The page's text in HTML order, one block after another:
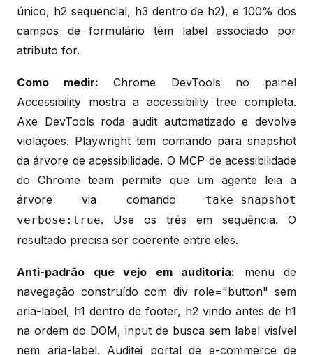
único, h2 sequencial, h3 dentro de h2), e 100% dos
campos de formulário têm label associado por
atributo for.
Como medir: Chrome DevTools no painel
Accessibility mostra a accessibility tree completa.
Axe DevTools roda audit automatizado e devolve
violações. Playwright tem comando para snapshot
da árvore de acessibilidade. O MCP de acessibilidade
do Chrome team permite que um agente leia a
árvore via comando take_snapshot
verbose:true. Use os três em sequência. O
resultado precisa ser coerente entre eles.
Anti-padrão que vejo em auditoria: menu de
navegação construído com div role="button" sem
aria-label, h1 dentro de footer, h2 vindo antes de h1
na ordem do DOM, input de busca sem label visível
nem aria-label. Auditei portal de e-commerce de